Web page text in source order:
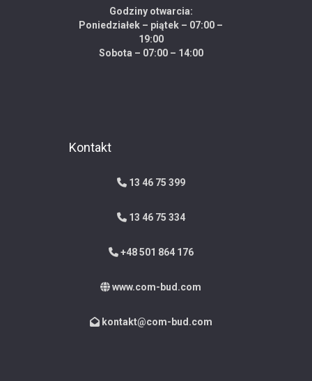
Godziny otwarcia:
Poniedziałek – piątek – 07:00 –
19:00
Sobota – 07:00 – 14:00
Kontakt
13 46 75 399
13 46 75 334
+48 501 864 176
www.com-bud.com
kontakt@com-bud.com